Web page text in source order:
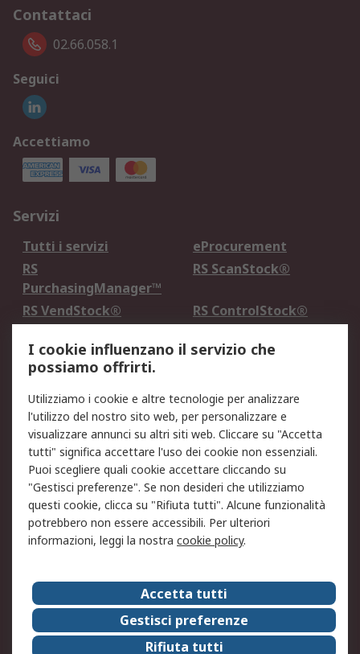
Contattaci
02.66.058.1
Seguici
Accettiamo
Servizi
Tutti i servizi
eProcurement
RS
PurchasingManager™
RS ScanStock®
RS VendStock®
RS ControlStock®
Legale
Informativa Cookie
Informativa Privacy -
Aggiornata
Email Security
Termini d'uso
Condizioni di vendita
Condizioni generali di
servizio
Etica e responsabilità
Chi Siamo
Chi Siamo
Contattaci
Supporto
ESG
Carriere
RS Group
Press Centre
Discovery: il Blog di RS
I cookie influenzano il servizio che
possiamo offrirti.
Utilizziamo i cookie e altre tecnologie per analizzare
l'utilizzo del nostro sito web, per personalizzare e
visualizzare annunci su altri siti web. Cliccare su "Accetta
tutti" significa accettare l'uso dei cookie non essenziali.
Puoi scegliere quali cookie accettare cliccando su
"Gestisci preferenze". Se non desideri che utilizziamo
questi cookie, clicca su "Rifiuta tutti". Alcune funzionalità
potrebbero non essere accessibili. Per ulteriori
informazioni, leggi la nostra cookie policy.
Accetta tutti
Gestisci preferenze
Rifiuta tutti